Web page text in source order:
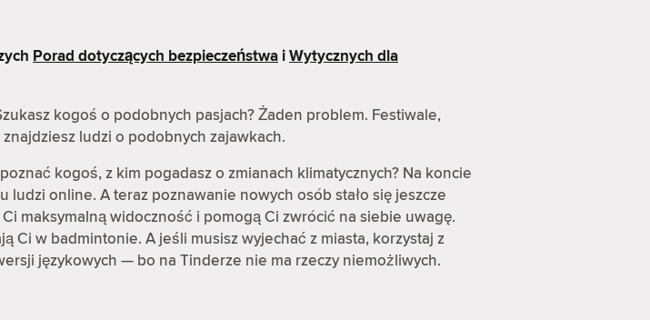
Porad dotyczących bezpieczeństwa iWytycznych dla
kogoś o podobnych pasjach? Żaden problem. Festiwale,
ludzi o podobnych zajawkach.
kogoś, z kim pogadasz o zmianach klimatycznych? Na koncie
online. A teraz poznawanie nowych osób stało się jeszcze
maksymalną widoczność i pomogą Ci zwrócić na siebie uwagę.
Ci w badmintonie. A jeśli musisz wyjechać z miasta, korzystaj z
językowych — bo na Tinderze nie ma rzeczy niemożliwych.